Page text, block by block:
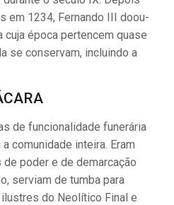
em 1234, Fernando III doou-
cuja época pertencem quase
se conservam, incluindo a
de funcionalidade funerária
comunidade inteira. Eram
poder e de demarcação
serviam de tumba para
do Neolítico Final e